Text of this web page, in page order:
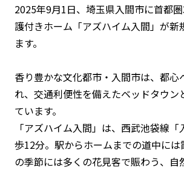
2025年9月1日、埼玉県入間市に首都
護付きホーム「アズハイム入間」が新
ます。
香り豊かな文化都市・入間市は、都心
れ、交通利便性を備えたベッドタウン
ています。
「アズハイム入間」は、西武池袋線
歩12分。駅からホームまでの道中には
の季節には多くの花見客で賑わう、自